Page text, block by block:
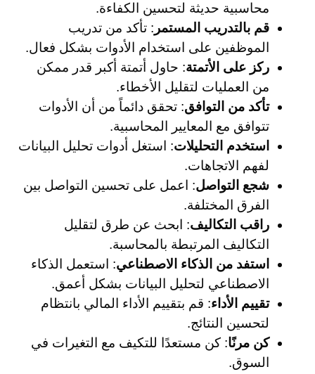
محاسبية حديثة لتحسين الكفاءة.
قم بالتدريب المستمر : تأكد من تدريب
الموظفين على استخدام الأدوات بشكل فعال.
ركز على الأتمتة: حاول أتمتة أكبر قدر ممكن
من العمليات لتقليل الأخطاء.
تأكد من التوافق: تحقق دائماً من أن الأدوات
تتوافق مع المعايير المحاسبية.
استخدم التحليلات: استغل أدوات تحليل البيانات
لفهم الاتجاهات.
شجع التواصل: اعمل على تحسين التواصل بين
الفرق المختلفة.
راقب التكاليف: ابحث عن طرق لتقليل
التكاليف المرتبطة بالمحاسبة.
استفد من الذكاء الاصطناعي: استعمل الذكاء
الاصطناعي لتحليل البيانات بشكل أعمق.
تقييم الأداء: قم بتقييم الأداء المالي بانتظام
لتحسين النتائج.
كن مرنًا: كن مستعدًا للتكيف مع التغيرات في
السوق.